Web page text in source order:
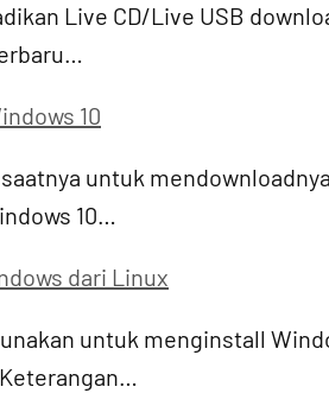
Live CD/Live USB
10
untuk
10…
dari Linux
untuk menginstall